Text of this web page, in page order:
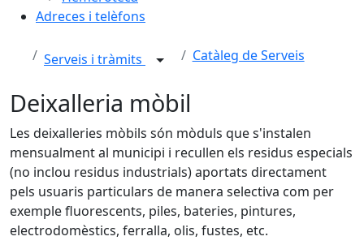
Adreces i telèfons
Serveis i tràmits Catàleg de Serveis
Deixalleria mòbil
Les deixalleries mòbils són mòduls que s'instalen
mensualment al municipi i recullen els residus especials
(no inclou residus industrials) aportats directament
pels usuaris particulars de manera selectiva com per
exemple fluorescents, piles, bateries, pintures,
electrodomèstics, ferralla, olis, fustes, etc.